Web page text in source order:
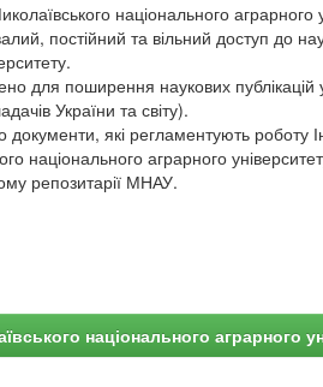
національного
постійний та вільний доступ до
для поширення наукових публікацій
України та світу).
які регламентують роботу
національного аграрного
репозитарії МНАУ.
національного аграрного